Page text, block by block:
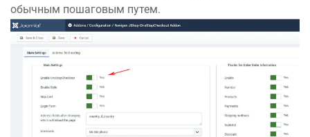
обычным пошаговым путем.